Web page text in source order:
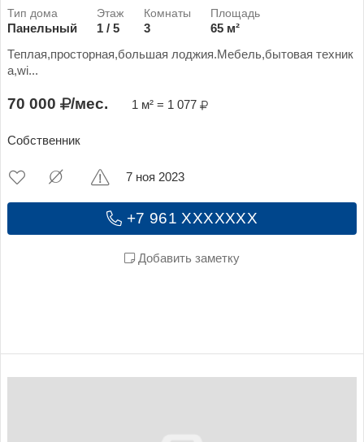
Панельный 1 / 5 3
65 м²
Теплая,просторная,большая лоджия.Мебель,бытовая техник
а,wi...
70 000 /мес. 1 м² = 1 077
Собственник
+7 961 XXXXXXX
Добавить заметку
7 ноя 2023